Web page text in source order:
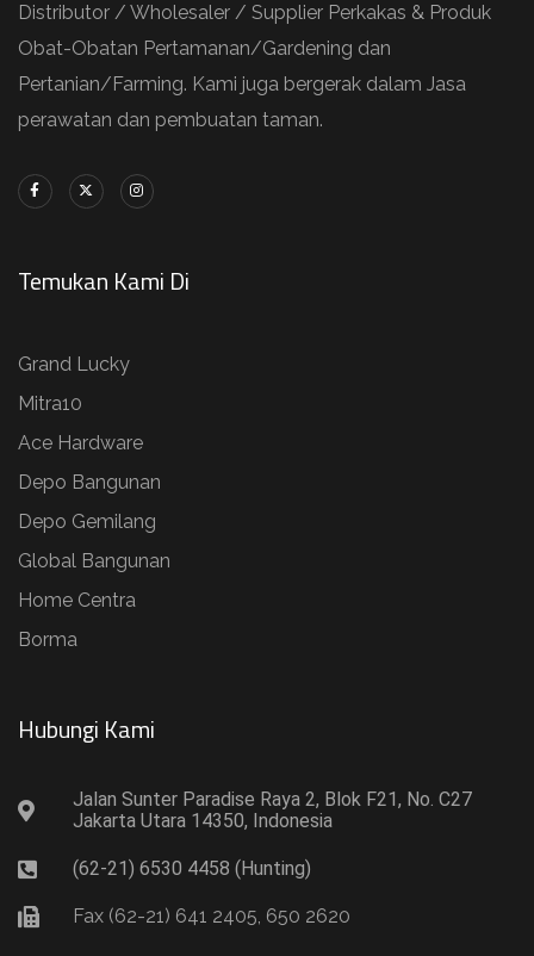
Distributor / Wholesaler / Supplier Perkakas & Produk
Obat-Obatan Pertamanan/Gardening dan
Pertanian/Farming. Kami juga bergerak dalam Jasa
perawatan dan pembuatan taman.
Temukan Kami Di
Grand Lucky
Mitra10
Ace Hardware
Depo Bangunan
Depo Gemilang
Global Bangunan
Home Centra
Borma
Hubungi Kami​
Jalan Sunter Paradise Raya 2, Blok F21, No. C27
Jakarta Utara 14350, Indonesia
(62-21) 6530 4458 (Hunting)
Fax (62-21) 641 2405, 650 2620